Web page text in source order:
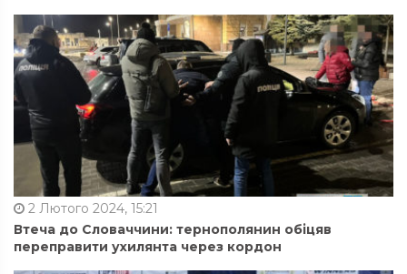
2 Лютого 2024, 15:21
Втеча до Словаччини: тернополянин обіцяв
переправити ухилянта через кордон